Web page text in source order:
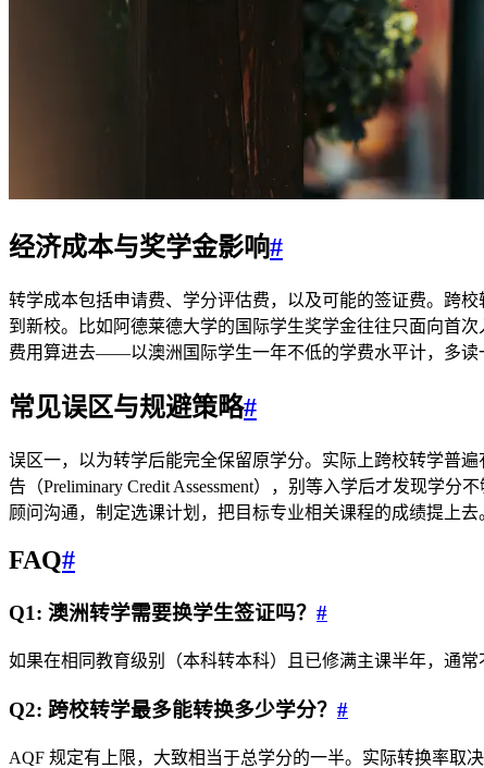
经济成本与奖学金影响#
转学成本包括申请费、学分评估费，以及可能的签证费。跨
到新校。比如阿德莱德大学的国际学生奖学金往往只面向首
费用算进去——以澳洲国际学生一年不低的学费水平计，多读
常见误区与规避策略#
误区一，以为转学后能完全保留原学分。实际上跨校转学普
告（Preliminary Credit Assessment），别等入学后才发现学
顾问沟通，制定选课计划，把目标专业相关课程的成绩提上去
FAQ#
Q1: 澳洲转学需要换学生签证吗？ #
如果在相同教育级别（本科转本科）且已修满主课半年，通
Q2: 跨校转学最多能转换多少学分？ #
AQF 规定有上限，大致相当于总学分的一半。实际转换率取